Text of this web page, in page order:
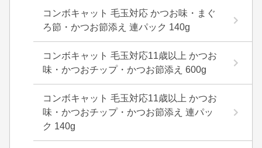
コンボキャット 毛玉対応 かつお味・まぐ
ろ節・かつお節添え 連パック 140g
コンボキャット 毛玉対応11歳以上 かつお
味・かつおチップ・かつお節添え 600g
コンボキャット 毛玉対応11歳以上 かつお
味・かつおチップ・かつお節添え 連パッ
ク 140g